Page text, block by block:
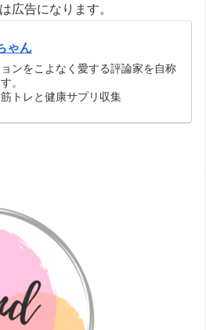
広告になります。
ゃん
ンをこよなく愛する評論家を自称
。
トレと健康サプリ収集